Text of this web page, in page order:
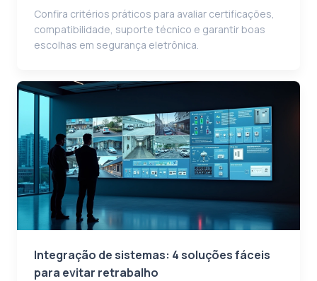
Confira critérios práticos para avaliar certificações,
compatibilidade, suporte técnico e garantir boas
escolhas em segurança eletrônica.
Integração de sistemas: 4 soluções fáceis
para evitar retrabalho